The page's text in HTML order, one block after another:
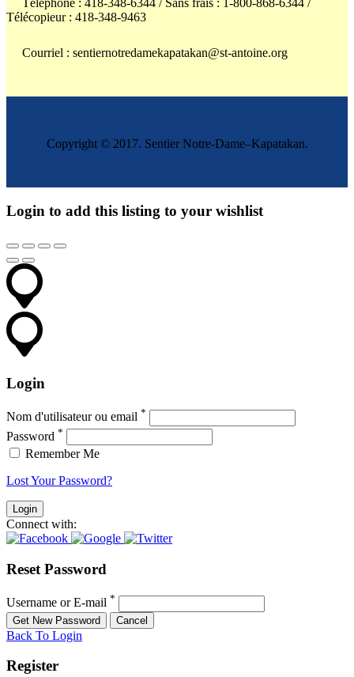
Téléphone : 418-348-6344 / Sans frais : 1-800-868-6344 /
Télécopieur : 418-348-9463
Courriel : sentiernotredamekapatakan@st-antoine.org
Copyright © 2017. Sentier Notre-Dame–Kapatakan.
Login to add this listing to your wishlist
Login
Nom d'utilisateur ou email *
Password *
Remember Me
Lost Your Password?
Connect with:
Reset Password
Username or E-mail *
Back To Login
Register